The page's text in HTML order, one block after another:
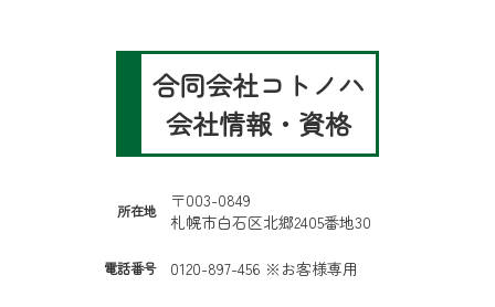
合同会社コトノハ
会社情報・資格
所在地
〒003-0849
札幌市白石区北郷2405番地30
電話番号 0120-897-456 ※お客様専用